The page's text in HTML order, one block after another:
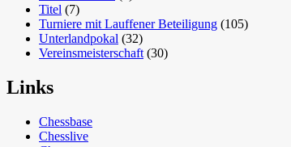
Titel (7)
Turniere mit Lauffener Beteiligung (105)
Unterlandpokal (32)
Vereinsmeisterschaft (30)
Links
Chessbase
Chesslive